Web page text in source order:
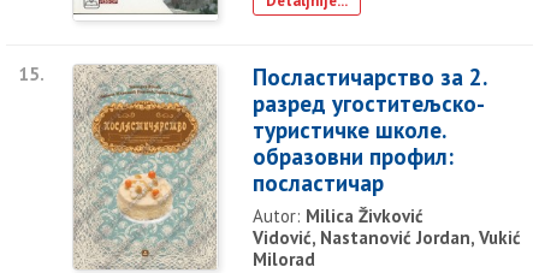
15.
Посластичарство за 2.
разред угоститељско-
туристичке школе.
образовни профил:
посластичар
Autor: Milica Živković
Vidović, Nastanović Jordan, Vukić
Milorad